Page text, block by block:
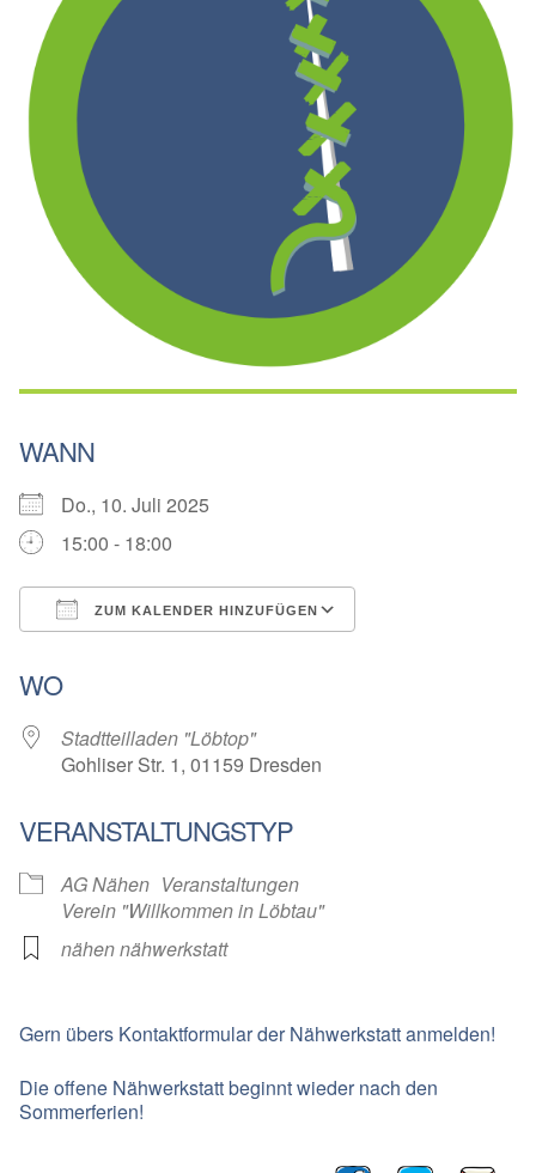
WANN
Do., 10. Juli 2025
15:00 - 18:00
ZUM KALENDER HINZUFÜGEN
WO
Stadtteilladen "Löbtop"
Gohliser Str. 1, 01159 Dresden
VERANSTALTUNGSTYP
AG Nähen Veranstaltungen
Verein "Willkommen in Löbtau"
nähen nähwerkstatt
Gern übers Kontaktformular der Nähwerkstatt anmelden!
Die offene Nähwerkstatt beginnt wieder nach den
Sommerferien!